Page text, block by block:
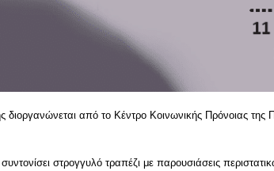
από το Κέντρο Κοινωνικής Πρόνοιας της
στρογγυλό τραπέζι με παρουσιάσεις